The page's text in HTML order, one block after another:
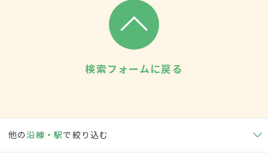
検索フォームに戻る
他の沿線・駅で絞り込む